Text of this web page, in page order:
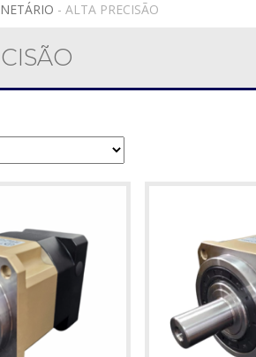
- ALTA PRECISÃO